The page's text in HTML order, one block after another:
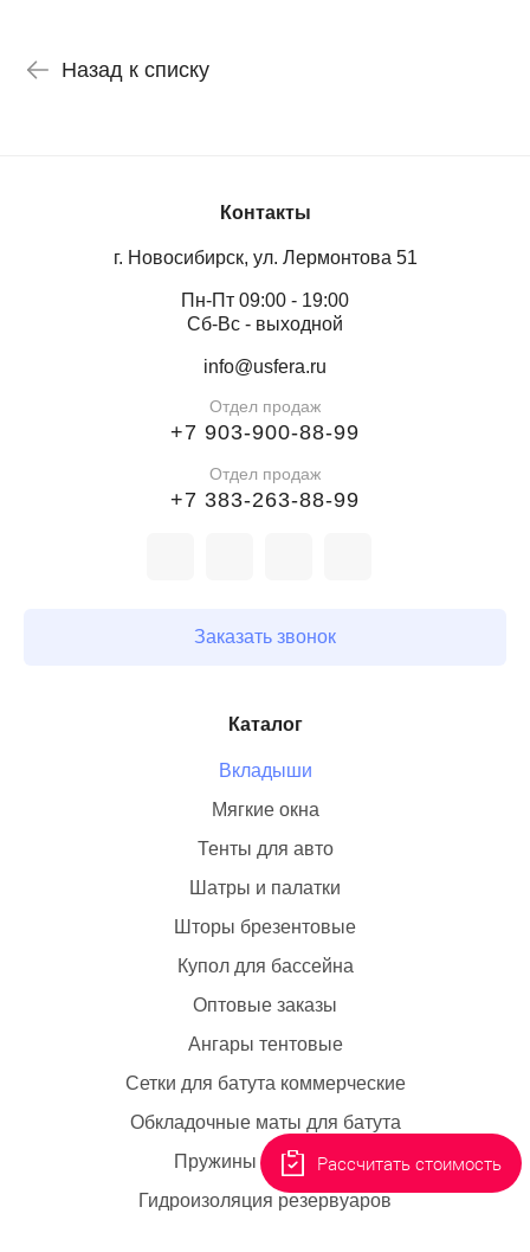
Назад к списку
Каталог
Вкладыши
Мягкие окна
Тенты для авто
Шатры и палатки
Шторы брезентовые
Купол для бассейна
Оптовые заказы
Ангары тентовые
Сетки для батута коммерческие
Обкладочные маты для батута
Пружины для батута
Гидроизоляция резервуаров
Контакты
г. Новосибирск, ул. Лермонтова 51
Пн-Пт 09:00 - 19:00
Сб-Вс - выходной
info@usfera.ru
Отдел продаж
+7 903-900-88-99
Отдел продаж
+7 383-263-88-99
Заказать звонок
Рассчитать стоимость